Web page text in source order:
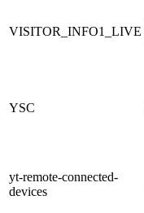
VISITOR_INFO1_LIVE
YSC
yt-remote-connected-
devices